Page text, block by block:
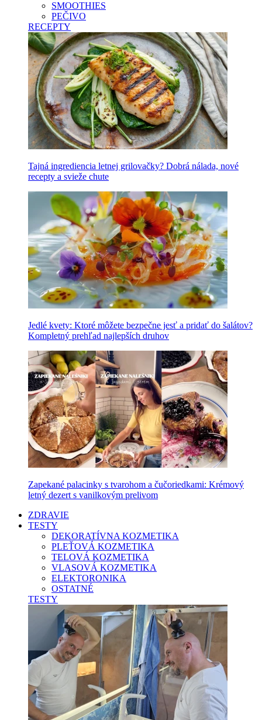
SMOOTHIES
PEČIVO
RECEPTY
Tajná ingrediencia letnej grilovačky? Dobrá nálada, nové
recepty a svieže chute
Jedlé kvety: Ktoré môžete bezpečne jesť a pridať do šalátov?
Kompletný prehľad najlepších druhov
Zapekané palacinky s tvarohom a čučoriedkami: Krémový
letný dezert s vanilkovým prelivom
ZDRAVIE
TESTY
DEKORATÍVNA KOZMETIKA
PLEŤOVÁ KOZMETIKA
TELOVÁ KOZMETIKA
VLASOVÁ KOZMETIKA
ELEKTORONIKA
OSTATNÉ
TESTY